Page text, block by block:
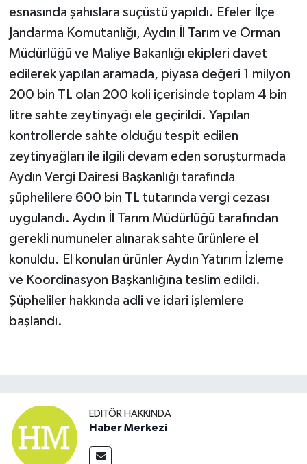
esnasında şahıslara suçüstü yapıldı. Efeler İlçe
Jandarma Komutanlığı, Aydın İl Tarım ve Orman
Müdürlüğü ve Maliye Bakanlığı ekipleri davet
edilerek yapılan aramada, piyasa değeri 1 milyon
200 bin TL olan 200 koli içerisinde toplam 4 bin
litre sahte zeytinyağı ele geçirildi. Yapılan
kontrollerde sahte olduğu tespit edilen
zeytinyağları ile ilgili devam eden soruşturmada
Aydın Vergi Dairesi Başkanlığı tarafında
şüphelilere 600 bin TL tutarında vergi cezası
uygulandı. Aydın İl Tarım Müdürlüğü tarafından
gerekli numuneler alınarak sahte ürünlere el
konuldu. El konulan ürünler Aydın Yatırım İzleme
ve Koordinasyon Başkanlığına teslim edildi.
Şüpheliler hakkında adli ve idari işlemlere
başlandı.
EDITÖR HAKKINDA
Haber Merkezi